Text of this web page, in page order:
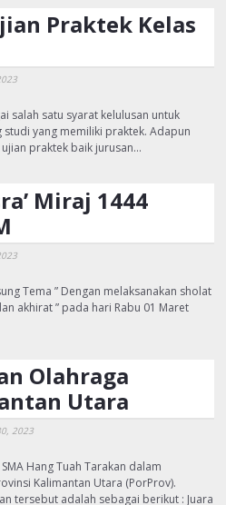
Praktek Kelas
salah satu syarat kelulusan untuk
studi yang memiliki praktek. Adapun
praktek baik jurusan…
Miraj 1444
Tema ” Dengan melaksanakan sholat
akhirat ” pada hari Rabu 01 Maret
Olahraga
Utara
2023
Hang Tuah Tarakan dalam
Kalimantan Utara (PorProv).
tersebut adalah sebagai berikut : Juara